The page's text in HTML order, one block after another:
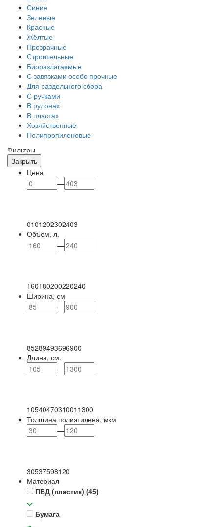
Синие
Зеленые
Красные
Жёлтые
Прозрачные
Строительные
Биоразлагаемые
С завязками особо прочные
Для раздельного сбора
С ручками
В рулонах
В пластах
Хозяйственные
Полипропиленовые
Фильтры
Закрыть
Цена
—
0101202302403
Объем, л.
—
160180200220240
Ширина, см.
—
85289493696900
Длина, см.
—
1054047031001 1300
Толщина полиэтилена, мкм
—
30537598120
Материал
ПВД (пластик) (45)
Бумага